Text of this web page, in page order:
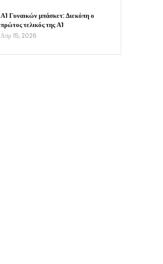
Α1 Γυναικών μπάσκετ: Διεκόπη ο
πρώτος τελικός της Α1
Απρ 15, 2026